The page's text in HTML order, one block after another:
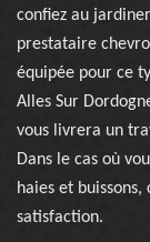
confiez au
prestataire
équipée pour ce
Alles Sur
vous livrera un
Dans le cas où
haies et
satisfaction.